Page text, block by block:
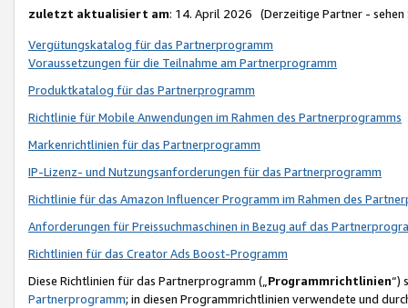
zuletzt aktualisiert am: 14. April 2026 (Derzeitige Partner - sehen
Vergütungskatalog für das Partnerprogramm
Voraussetzungen für die Teilnahme am Partnerprogramm
Produktkatalog für das Partnerprogramm
Richtlinie für Mobile Anwendungen im Rahmen des Partnerprogramms
Markenrichtlinien für das Partnerprogramm
IP-Lizenz- und Nutzungsanforderungen für das Partnerprogramm
Richtlinie für das Amazon Influencer Programm im Rahmen des
Anforderungen für Preissuchmaschinen in Bezug auf das
Richtlinien für das Creator Ads Boost-Programm
Diese Richtlinien für das Partnerprogramm („Programmrichtlinien“)
Partnerprogramm; in diesen Programmrichtlinien verwendete und